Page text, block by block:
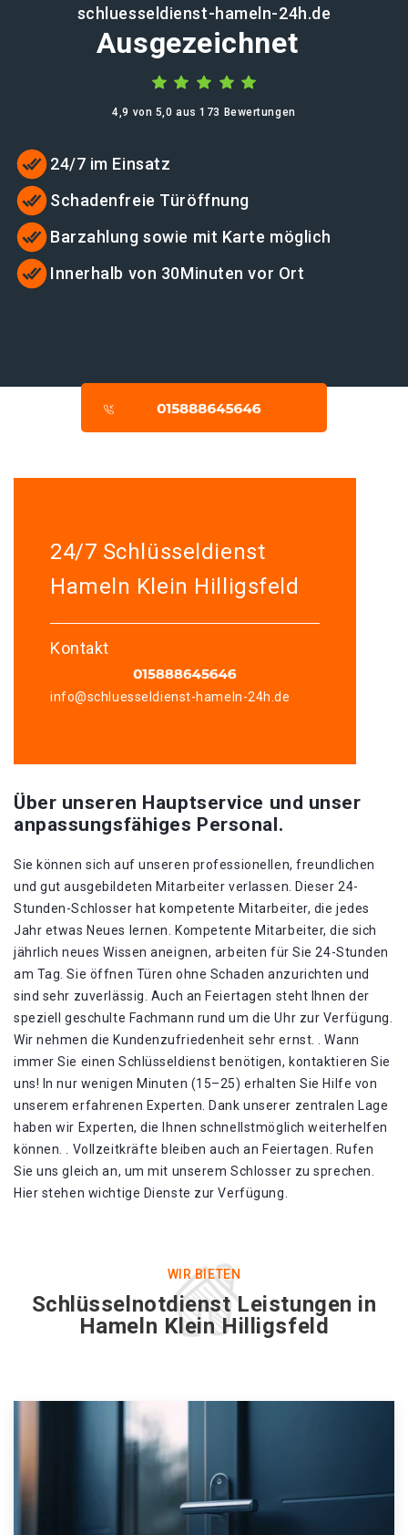
schluesseldienst-hameln-24h.de
Ausgezeichnet
4,9 von 5,0 aus 173 Bewertungen
24/7 im Einsatz
Schadenfreie Türöffnung
Barzahlung sowie mit Karte möglich
Innerhalb von 30Minuten vor Ort
24/7 Schlüsseldienst
Hameln Klein Hilligsfeld
Kontakt
info@schluesseldienst-hameln-24h.de
Über unseren Hauptservice und unser
anpassungsfähiges Personal.
Sie können sich auf unseren professionellen, freundlichen
und gut ausgebildeten Mitarbeiter verlassen. Dieser 24-
Stunden-Schlosser hat kompetente Mitarbeiter, die jedes
Jahr etwas Neues lernen. Kompetente Mitarbeiter, die sich
jährlich neues Wissen aneignen, arbeiten für Sie 24-Stunden
am Tag. Sie öffnen Türen ohne Schaden anzurichten und
sind sehr zuverlässig. Auch an Feiertagen steht Ihnen der
speziell geschulte Fachmann rund um die Uhr zur Verfügung.
Wir nehmen die Kundenzufriedenheit sehr ernst. . Wann
immer Sie einen Schlüsseldienst benötigen, kontaktieren Sie
uns! In nur wenigen Minuten (15–25) erhalten Sie Hilfe von
unserem erfahrenen Experten. Dank unserer zentralen Lage
haben wir Experten, die Ihnen schnellstmöglich weiterhelfen
können. . Vollzeitkräfte bleiben auch an Feiertagen. Rufen
Sie uns gleich an, um mit unserem Schlosser zu sprechen.
Hier stehen wichtige Dienste zur Verfügung.
WIR BIETEN
Schlüsselnotdienst Leistungen in
Hameln Klein Hilligsfeld